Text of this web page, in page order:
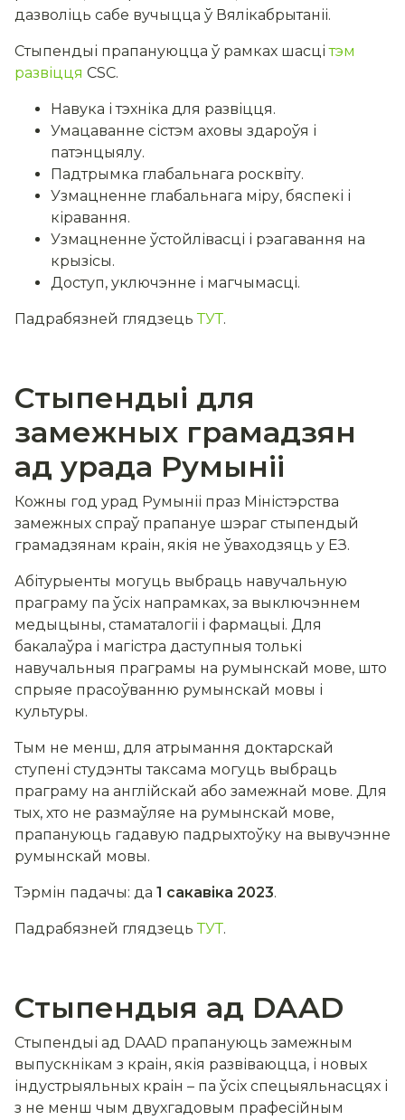
дазволіць сабе вучыцца ў Вялікабрытаніі.
Стыпендыі прапануюцца ў рамках шасцітэм
развіцця CSC.
Навука і тэхніка для развіцця.
Умацаванне сістэм аховы здароўя і
патэнцыялу.
Падтрымка глабальнага росквіту.
Узмацненне глабальнага міру, бяспекі і
кіравання.
Узмацненне ўстойлівасці і рэагавання на
крызісы.
Доступ, уключэнне і магчымасці.
Падрабязней глядзецьТУТ.
Стыпендыі для
замежных грамадзян
ад урада Румыніі
Кожны год урад Румыніі праз Міністэрства
замежных спраў прапануе шэраг стыпендый
грамадзянам краін, якія не ўваходзяць у ЕЗ.
Абітурыенты могуць выбраць навучальную
праграму па ўсіх напрамках, за выключэннем
медыцыны, стаматалогіі і фармацыі. Для
бакалаўра і магістра даступныя толькі
навучальныя праграмы на румынскай мове, што
спрыяе прасоўванню румынскай мовы і
культуры.
Тым не менш, для атрымання доктарскай
ступені студэнты таксама могуць выбраць
праграму на англійскай або замежнай мове. Для
тых, хто не размаўляе на румынскай мове,
прапануюць гадавую падрыхтоўку на вывучэнне
румынскай мовы.
Тэрмін падачы: да 1 сакавіка 2023.
Падрабязней глядзецьТУТ.
Стыпендыя ад DAAD
Стыпендыі ад DAAD прапануюць замежным
выпускнікам з краін, якія развіваюцца, і новых
індустрыяльных краін – па ўсіх спецыяльнасцях і
з не менш чым двухгадовым прафесійным